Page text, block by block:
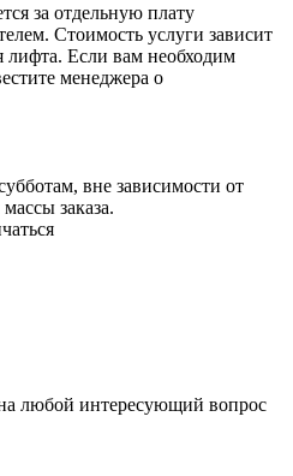
за отдельную плату
Стоимость услуги зависит
лифта. Если вам необходим
менеджера о
вне зависимости от
заказа.
любой интересующий вопрос